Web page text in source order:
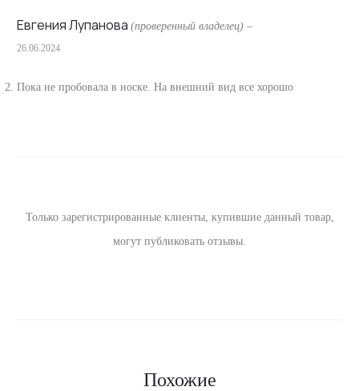
ы
Евгения Лупанова (проверенный владелец) –
26.06.2024
Пока не пробовала в носке. На внешний вид все хорошо
Только зарегистрированные клиенты, купившие данный товар,
могут публиковать отзывы.
Похожие